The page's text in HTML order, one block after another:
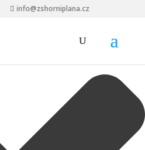
info@zshorniplana.cz